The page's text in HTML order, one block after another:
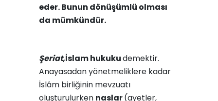
eder. Bunun dönüşümlü olması
da mümkündür.
Şeriat,İslam hukukudemektir.
Anayasadan yönetmeliklere kadar
İslâm birliğinin mevzuatı
oluşturulurken naslar(ayetler,